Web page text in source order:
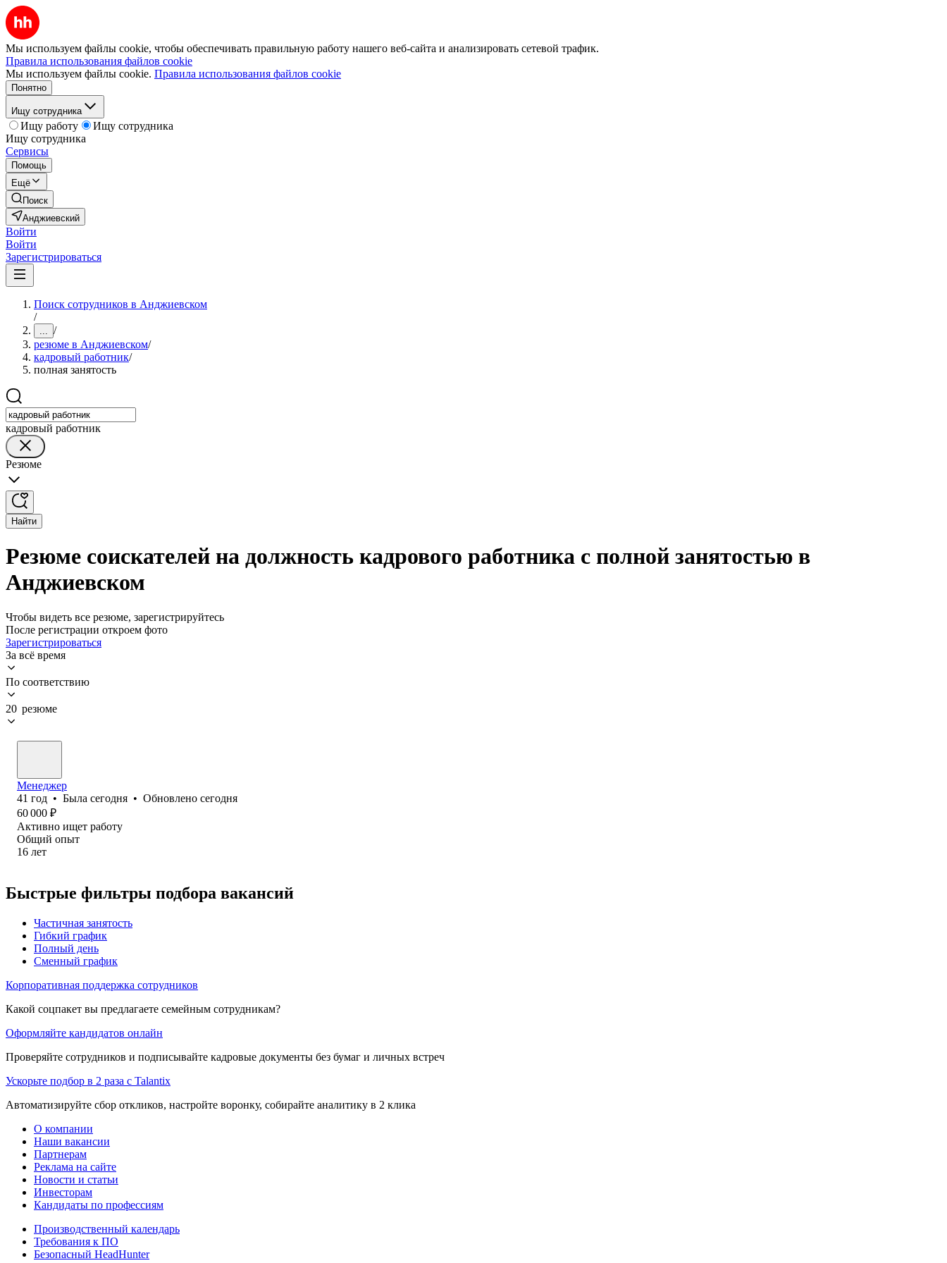
Мы используем файлы cookie, чтобы обеспечивать правильную работу нашего веб-сайта и анализировать сетевой трафик.
Правила использования файлов cookie
Мы используем файлы cookie. Правила использования файлов cookie
Понятно
Ищу сотрудника
Ищу работу
Ищу сотрудника
Ищу сотрудника
Сервисы
Помощь
Ещё
Поиск
Анджиевский
Войти
Войти
Зарегистрироваться
Поиск сотрудников в Анджиевском
/
... /
резюме в Анджиевском/
кадровый работник/
полная занятость
кадровый работник
Резюме
Найти
Резюме соискателей на должность кадрового работника с полной занятостью в
Анджиевском
Чтобы видеть все резюме, зарегистрируйтесь
После регистрации откроем фото
Зарегистрироваться
За всё время
По соответствию
20 резюме
Менеджер
41 год • Была сегодня • Обновлено сегодня
60 000 ₽
Активно ищет работу
Общий опыт
16 лет
Быстрые фильтры подбора вакансий
Частичная занятость
Гибкий график
Полный день
Сменный график
Корпоративная поддержка сотрудников
Какой соцпакет вы предлагаете семейным сотрудникам?
Оформляйте кандидатов онлайн
Проверяйте сотрудников и подписывайте кадровые документы без бумаг и личных встреч
Ускорьте подбор в 2 раза с Talantix
Автоматизируйте сбор откликов, настройте воронку, собирайте аналитику в 2 клика
О компании
Наши вакансии
Партнерам
Реклама на сайте
Новости и статьи
Инвесторам
Кандидаты по профессиям
Производственный календарь
Требования к ПО
Безопасный HeadHunter